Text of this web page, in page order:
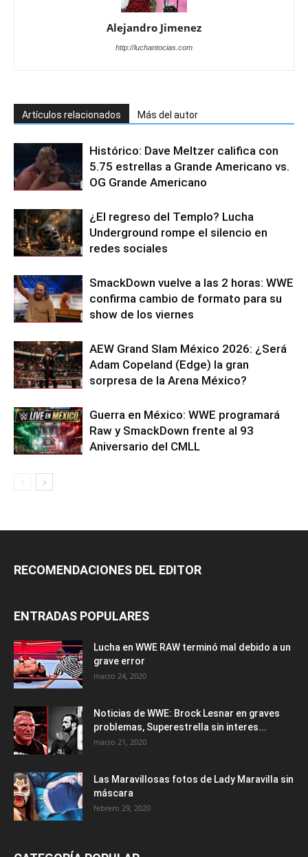
Alejandro Jimenez
http://luchantocias.com
Artículos relacionados Más del autor
Histórico: Dave Meltzer califica con
5.75 estrellas a Grande Americano vs.
OG Grande Americano
¿El regreso del Templo? Lucha
Underground rompe el silencio en
redes sociales
SmackDown vuelve a las 2 horas: WWE
confirma cambio de formato para su
show de los viernes
AEW Grand Slam México 2026: ¿Será
Adam Copeland (Edge) la gran
sorpresa de la Arena México?
Guerra en México: WWE programará
Raw y SmackDown frente al 93
Aniversario del CMLL
RECOMENDACIONES DEL EDITOR
ENTRADAS POPULARES
Lucha en WWE RAW terminó mal debido a un
grave error
marzo 24, 2020
Noticias de WWE: Brock Lesnar en graves
problemas, Superestrella sin interes...
marzo 21, 2020
Las Maravillosas fotos de Lady Maravilla sin
máscara
febrero 29, 2020